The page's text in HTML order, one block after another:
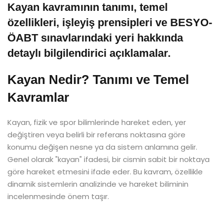
Kayan kavramının tanımı, temel
özellikleri, işleyiş prensipleri ve BESYO-
ÖABT sınavlarındaki yeri hakkında
detaylı bilgilendirici açıklamalar.
Kayan Nedir? Tanımı ve Temel
Kavramlar
Kayan, fizik ve spor bilimlerinde hareket eden, yer
değiştiren veya belirli bir referans noktasına göre
konumu değişen nesne ya da sistem anlamına gelir.
Genel olarak "kayan" ifadesi, bir cismin sabit bir noktaya
göre hareket etmesini ifade eder. Bu kavram, özellikle
dinamik sistemlerin analizinde ve hareket biliminin
incelenmesinde önem taşır.